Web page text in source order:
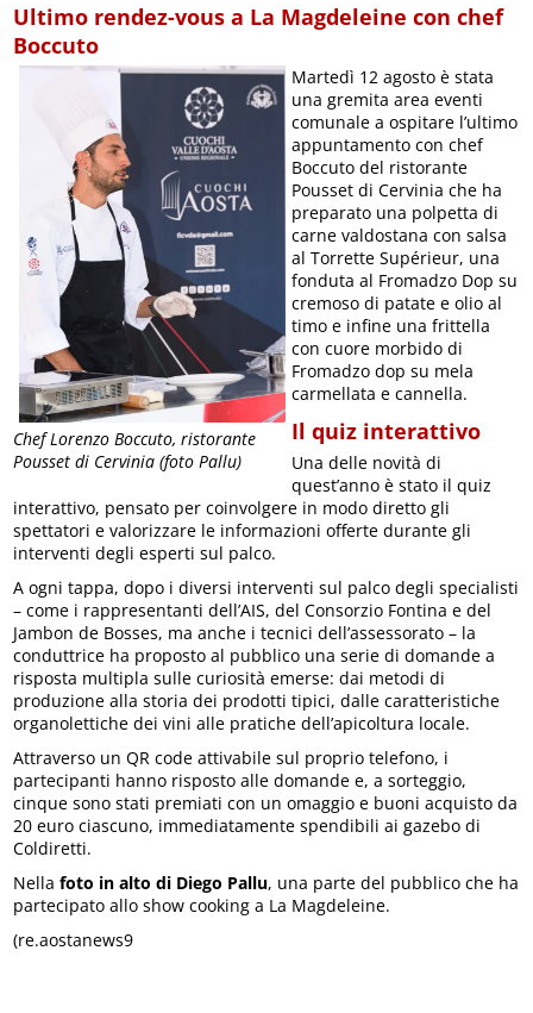
Ultimo rendez-vous a La Magdeleine con chef
Boccuto
Chef Lorenzo Boccuto, ristorante
Pousset di Cervinia (foto Pallu)
Martedì 12 agosto è stata
una gremita area eventi
comunale a ospitare l’ultimo
appuntamento con chef
Boccuto del ristorante
Pousset di Cervinia che ha
preparato una polpetta di
carne valdostana con salsa
al Torrette Supérieur, una
fonduta al Fromadzo Dop su
cremoso di patate e olio al
timo e infine una frittella
con cuore morbido di
Fromadzo dop su mela
carmellata e cannella.
Il quiz interattivo
Una delle novità di
quest’anno è stato il quiz
interattivo, pensato per coinvolgere in modo diretto gli
spettatori e valorizzare le informazioni offerte durante gli
interventi degli esperti sul palco.
A ogni tappa, dopo i diversi interventi sul palco degli specialisti
– come i rappresentanti dell’AIS, del Consorzio Fontina e del
Jambon de Bosses, ma anche i tecnici dell’assessorato – la
conduttrice ha proposto al pubblico una serie di domande a
risposta multipla sulle curiosità emerse: dai metodi di
produzione alla storia dei prodotti tipici, dalle caratteristiche
organolettiche dei vini alle pratiche dell’apicoltura locale.
Attraverso un QR code attivabile sul proprio telefono, i
partecipanti hanno risposto alle domande e, a sorteggio,
cinque sono stati premiati con un omaggio e buoni acquisto da
20 euro ciascuno, immediatamente spendibili ai gazebo di
Coldiretti.
Nellafoto in alto di Diego Pallu, una parte del pubblico che ha
partecipato allo show cooking a La Magdeleine.
(re.aostanews9